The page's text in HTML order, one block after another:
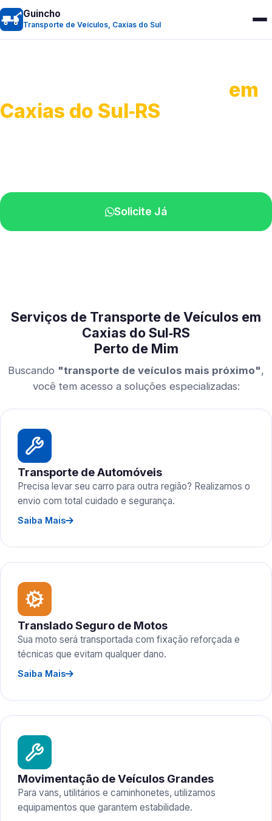
Guincho
Transporte de Veículos, Caxias do Sul
em
Caxias do Sul‑RS
Solicite Já
Serviços de Transporte de Veículos em
Caxias do Sul‑RS
Perto de Mim
Buscando "transporte de veículos mais próximo",
você tem acesso a soluções especializadas:
Transporte de Automóveis
Precisa levar seu carro para outra região? Realizamos o
envio com total cuidado e segurança.
Saiba Mais
Translado Seguro de Motos
Sua moto será transportada com fixação reforçada e
técnicas que evitam qualquer dano.
Saiba Mais
Movimentação de Veículos Grandes
Para vans, utilitários e caminhonetes, utilizamos
equipamentos que garantem estabilidade.